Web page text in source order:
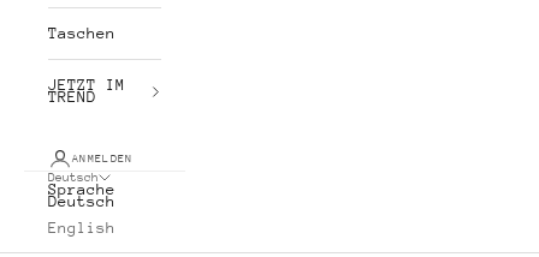
Taschen
JETZT IM
TREND
ANMELDEN
Deutsch
Sprache
Deutsch
English